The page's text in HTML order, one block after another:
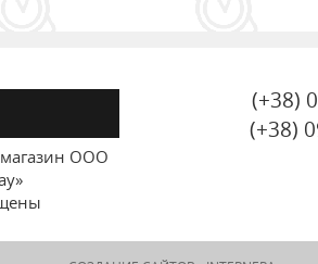
ООО
(+38)
(+38)